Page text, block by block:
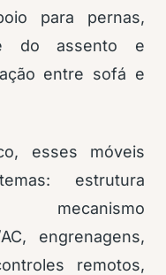
para pernas,
do assento e
entre sofá e
esses móveis
estrutura
mecanismo
engrenagens,
remotos,